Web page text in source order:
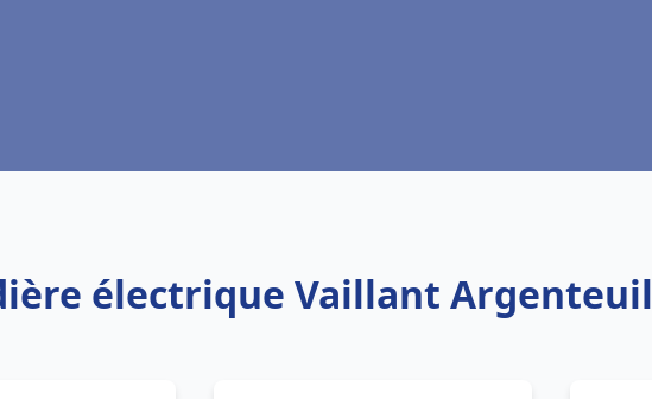
électrique Vaillant Argenteuil